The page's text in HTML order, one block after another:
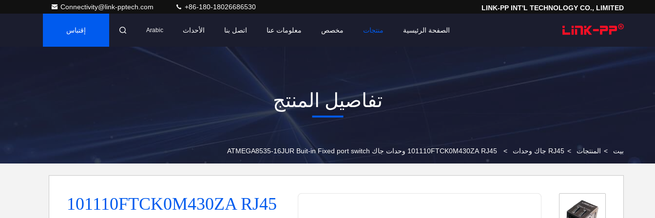
LINK-PP INT'L TECHNOLOGY CO., LIMITED
Connectivity@link-pptech.com +86-180-18026686530
الصفحة الرئيسية منتجات معلومات عنا اتصل بنا الأحداث مخصص Arabic إقتباس
تفاصيل المنتج
بيت > المنتجات > RJ45 جاك وحدات > 101110FTCK0M430ZA RJ45 وحدات جاك ATMEGA8535-16JUR Buit-in Fixed port switch
101110FTCK0M430ZA RJ45